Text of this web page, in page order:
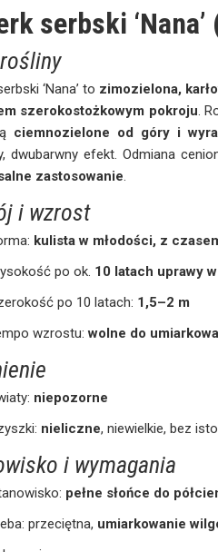
serbski
‘Nana’ to zimozielona,
szerokostożkowym pokroju.
ciemnozielone od góry i
dwubarwny efekt. Odmiana
zastosowanie.
i wzrost
kulista w młodości, z
po ok. 10 latach uprawy
po 10 latach: 1,5–2 m
wzrostu:wolne do
niepozorne
nieliczne, niewielkie, bez
i wymagania
pełne słońce do
przeciętna, umiarkowanie